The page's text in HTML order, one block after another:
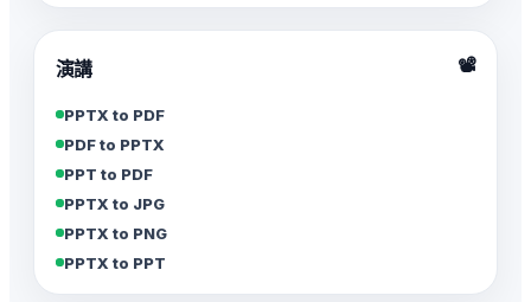
演講 📽️
PPTX to PDF
PDF to PPTX
PPT to PDF
PPTX to JPG
PPTX to PNG
PPTX to PPT